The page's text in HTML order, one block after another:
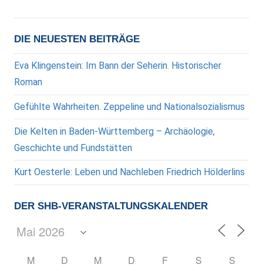
DIE NEUESTEN BEITRÄGE
Eva Klingenstein: Im Bann der Seherin. Historischer
Roman
Gefühlte Wahrheiten. Zeppeline und Nationalsozialismus
Die Kelten in Baden-Württemberg – Archäologie,
Geschichte und Fundstätten
Kurt Oesterle: Leben und Nachleben Friedrich Hölderlins
DER SHB-VERANSTALTUNGSKALENDER
M D M D F S S